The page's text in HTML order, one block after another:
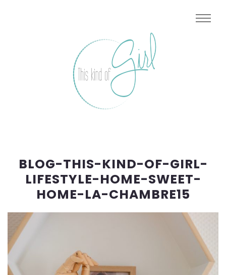
BLOG-THIS-KIND-OF-GIRL-
LIFESTYLE-HOME-SWEET-
HOME-LA-CHAMBRE15